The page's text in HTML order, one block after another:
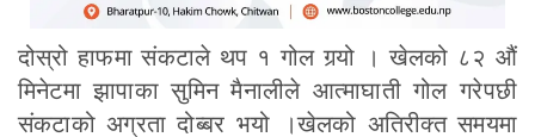
दोस्रो हाफमा संकटाले थप १ गोल गर्‍यो । खेलको ८२ औं
मिनेटमा झापाका सुमिन मैनालीले आत्माघाती गोल गरेपछी
संकटाको अग्रता दोब्बर भयो ।खेलको अतिरीक्त समयमा